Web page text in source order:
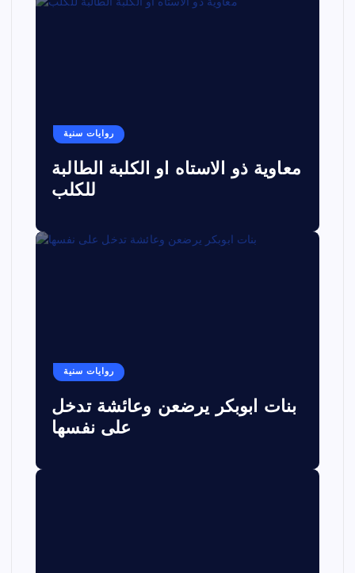
روايات سنية
معاوية ذو الاستاه او الكلبة الطالبة
للكلب
روايات سنية
بنات ابوبكر يرضعن وعائشة تدخل
على نفسها